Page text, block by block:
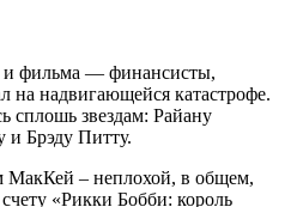
фильма — финансисты,
на надвигающейся катастрофе.
сплошь звездам: Райану
и Брэду Питту.
– неплохой, в общем,
«Рикки Бобби: король